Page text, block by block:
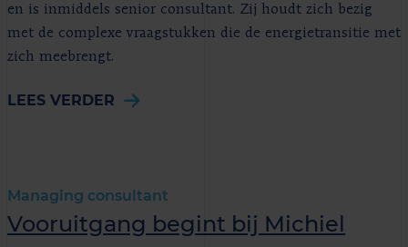
en is inmiddels senior consultant. Zij houdt zich bezig
met de complexe vraagstukken die de energietransitie met
zich meebrengt.
LEES VERDER
Managing consultant
Vooruitgang begint bij Michiel